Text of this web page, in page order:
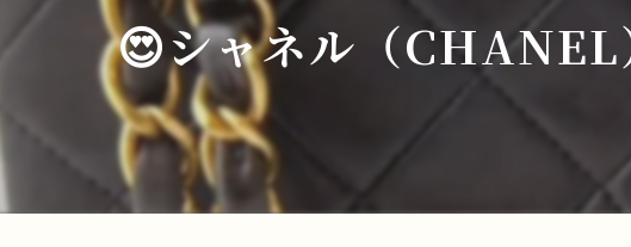
時計・ブランド品
その他買取品目
😍シャネル（CHANEL